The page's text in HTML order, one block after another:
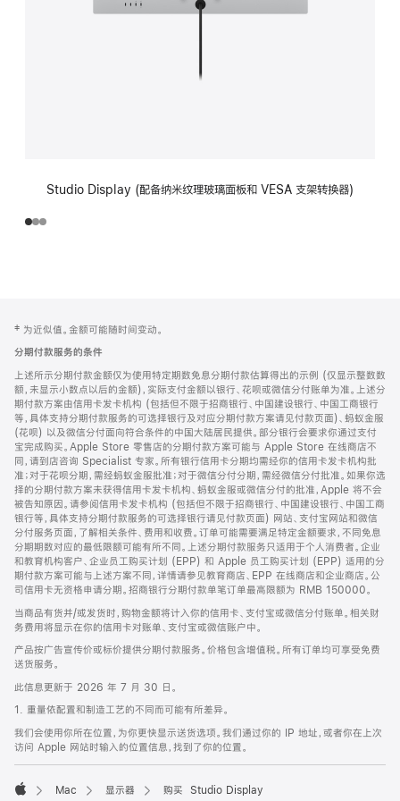
Studio Display (配备纳米纹理玻璃面板和 VESA 支架转换器)
页
页
脚
注
‡ 为近似值。金额可能随时间变动。
分期付款服务的条件
上述所示分期付款金额仅为使用特定期数免息分期付款估算得出的示例 (仅显示整数数
额，未显示小数点以后的金额)，实际支付金额以银行、花呗或微信分付账单为准。上述分
期付款方案由信用卡发卡机构 (包括但不限于招商银行、中国建设银行、中国工商银行
等，具体支持分期付款服务的可选择银行及对应分期付款方案请见付款页面)、蚂蚁金服
(花呗) 以及微信分付面向符合条件的中国大陆居民提供。部分银行会要求你通过支付
宝完成购买。Apple Store 零售店的分期付款方案可能与 Apple Store 在线商店不
同，请到店咨询 Specialist 专家。所有银行信用卡分期均需经你的信用卡发卡机构批
准；对于花呗分期，需经蚂蚁金服批准；对于微信分付分期，需经微信分付批准。如果你选
择的分期付款方案未获得信用卡发卡机构、蚂蚁金服或微信分付的批准，Apple 将不会
被告知原因。请参阅信用卡发卡机构 (包括但不限于招商银行、中国建设银行、中国工商
银行等，具体支持分期付款服务的可选择银行请见付款页面) 网站、支付宝网站和微信
分付服务页面，了解相关条件、费用和收费。订单可能需要满足特定金额要求，不同免息
分期期数对应的最低限额可能有所不同。上述分期付款服务只适用于个人消费者。企业
和教育机构客户、企业员工购买计划 (EPP) 和 Apple 员工购买计划 (EPP) 适用的分
期付款方案可能与上述方案不同，详情请参见教育商店、EPP 在线商店和企业商店。公
司信用卡无资格申请分期。招商银行分期付款单笔订单最高限额为 RMB 150000。
当商品有货并/或发货时，购物金额将计入你的信用卡、支付宝或微信分付账单。相关财
务费用将显示在你的信用卡对账单、支付宝或微信账户中。
产品按广告宣传价或标价提供分期付款服务。价格包含增值税。所有订单均可享受免费
送货服务。
此信息更新于 2026 年 7 月 30 日。
1. 重量依配置和制造工艺的不同而可能有所差异。
我们会使用你所在位置，为你更快显示送货选项。我们通过你的 IP 地址，或者你在上次
访问 Apple 网站时输入的位置信息，找到了你的位置。
Mac 显示器 购买 Studio Display